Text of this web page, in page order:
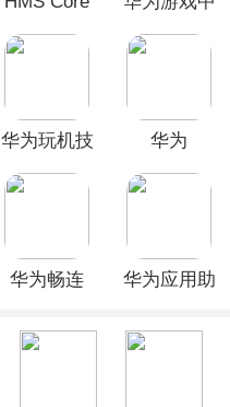
华为玩机技
华为
华为畅连
华为应用助
版本